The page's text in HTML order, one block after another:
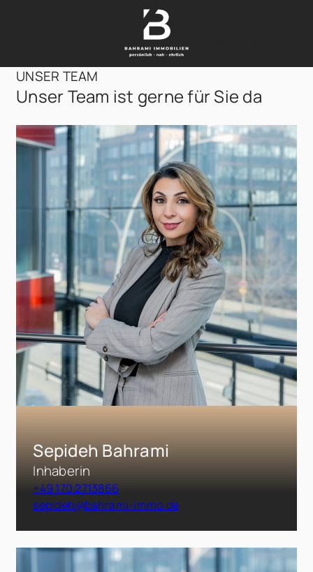
UNSER TEAM
Unser Team ist gerne für Sie da
Sepideh Bahrami
Inhaberin
+49 170 2713866
sepideh@bahrami-immo.de